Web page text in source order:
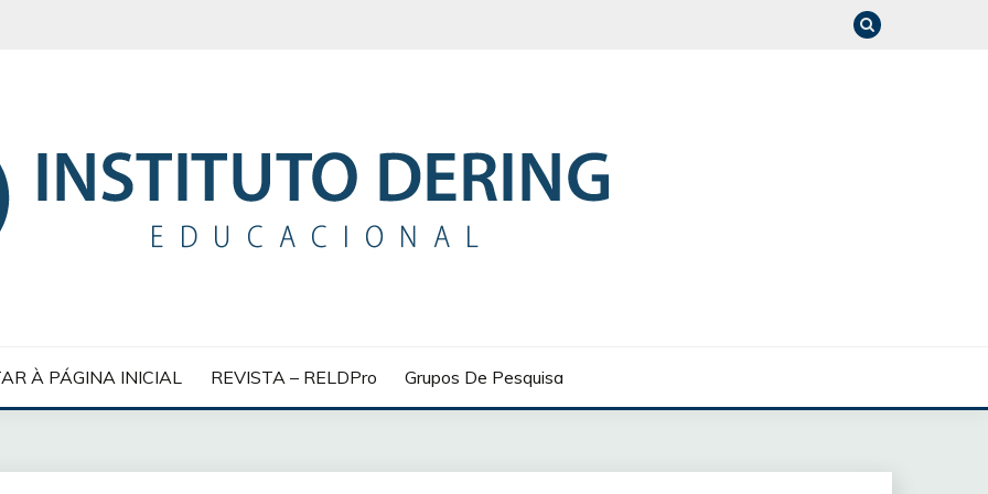
À PÁGINA INICIAL REVISTA – RELDPro Grupos De Pesquisa